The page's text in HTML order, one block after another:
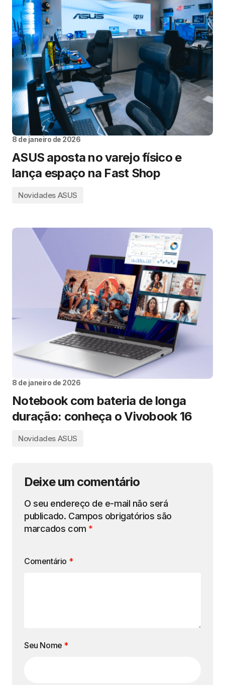
8 de janeiro de 2026
ASUS aposta no varejo físico e
lança espaço na Fast Shop
Novidades ASUS
8 de janeiro de 2026
Notebook com bateria de longa
duração: conheça o Vivobook 16
Novidades ASUS
Deixe um comentário
O seu endereço de e-mail não será
publicado. Campos obrigatórios são
marcados com *
Comentário *
Seu Nome *